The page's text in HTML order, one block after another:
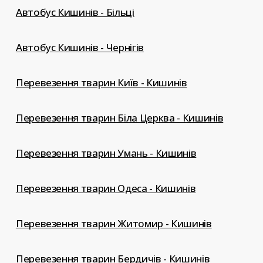
Автобус Кишинів - Більці
Автобус Кишинів - Чернігів
Перевезення тварин Київ - Кишинів
Перевезення тварин Біла Церква - Кишинів
Перевезення тварин Умань - Кишинів
Перевезення тварин Одеса - Кишинів
Перевезення тварин Житомир - Кишинів
Перевезення тварин Бердичів - Кишинів